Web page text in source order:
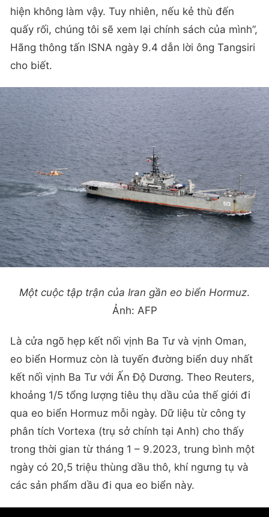
hiện không làm vậy. Tuy nhiên, nếu kẻ thù đến
quấy rối, chúng tôi sẽ xem lại chính sách của mình”,
Hãng thông tấn ISNA ngày 9.4 dẫn lời ông Tangsiri
cho biết.
Một cuộc tập trận của Iran gần eo biển Hormuz.
Ảnh: AFP
Là cửa ngõ hẹp kết nối vịnh Ba Tư và vịnh Oman,
eo biển Hormuz còn là tuyến đường biển duy nhất
kết nối vịnh Ba Tư với Ấn Độ Dương. Theo Reuters,
khoảng 1/5 tổng lượng tiêu thụ dầu của thế giới đi
qua eo biển Hormuz mỗi ngày. Dữ liệu từ công ty
phân tích Vortexa (trụ sở chính tại Anh) cho thấy
trong thời gian từ tháng 1 – 9.2023, trung bình một
ngày có 20,5 triệu thùng dầu thô, khí ngưng tụ và
các sản phẩm dầu đi qua eo biển này.